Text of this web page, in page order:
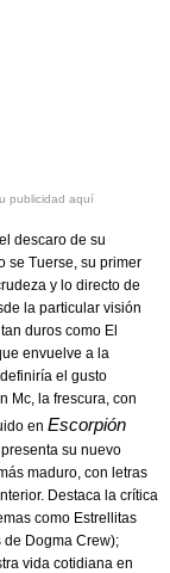
publicidad aquí
descaro de su
se Tuerse, su primer
y lo directo de
la particular visión
duros como El
envuelve a la
el gusto
Mc, la frescura, con
en Escorpión
su nuevo
maduro, con letras
Destaca la crítica
como Estrellitas
Dogma Crew);
vida cotidiana en